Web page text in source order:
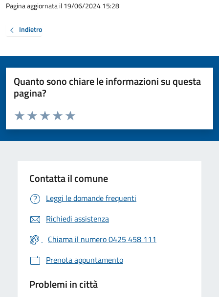
Pagina aggiornata il 19/06/2024 15:28
Indietro
Quanto sono chiare le informazioni su questa
pagina?
Valuta da 1 a 5 stelle la pagina
Valuta 5 stelle su 5
Valuta 4 stelle su 5
Valuta 3 stelle su 5
Valuta 2 stelle su 5
Valuta 1 stelle su 5
Contatta il comune
Leggi le domande frequenti
Richiedi assistenza
Chiama il numero 0425 458 111
Prenota appuntamento
Problemi in città